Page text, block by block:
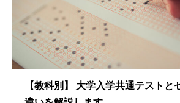
【教科別】 大学入学共通テストと